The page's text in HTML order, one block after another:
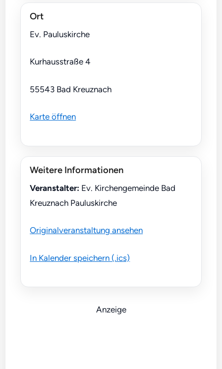
Ort
Ev. Pauluskirche
Kurhausstraße 4
55543 Bad Kreuznach
Karte öffnen
Weitere Informationen
Veranstalter: Ev. Kirchengemeinde Bad
Kreuznach Pauluskirche
Originalveranstaltung ansehen
In Kalender speichern (.ics)
Anzeige